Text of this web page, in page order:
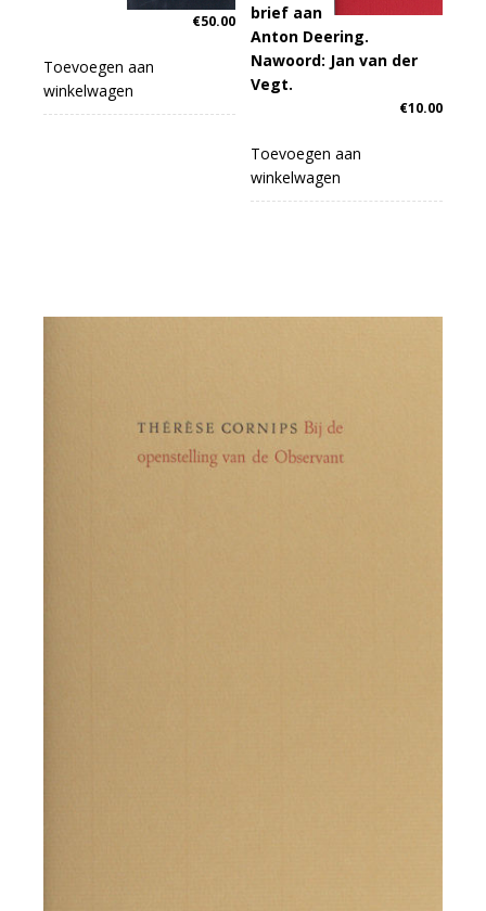
€50.00
Toevoegen aan
winkelwagen
brief aan
Anton Deering.
Nawoord: Jan van der
Vegt.
€10.00
Toevoegen aan
winkelwagen